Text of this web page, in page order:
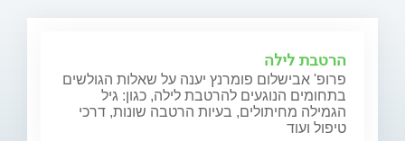
הרטבת לילה
פרופ' אבישלום פומרנץ יענה על שאלות הגולשים
בתחומים הנוגעים להרטבת לילה, כגון: גיל
הגמילה מחיתולים, בעיות הרטבה שונות, דרכי
טיפול ועוד